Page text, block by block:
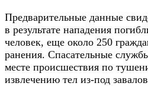
Предварительные данные
в результате нападения
человек, еще около 250
ранения. Спасательные
месте происшествия по
извлечению тел из-под